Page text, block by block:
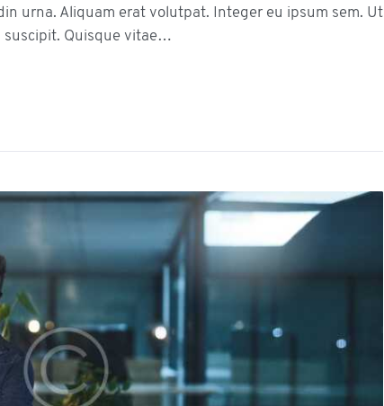
urna. Aliquam erat volutpat. Integer eu ipsum sem. Ut
Quisque vitae…